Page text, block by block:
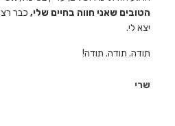
הטובים שאני חווה בחיים שלי,כבר
יצא לי.
תודה. תודה. תודה!
שרי